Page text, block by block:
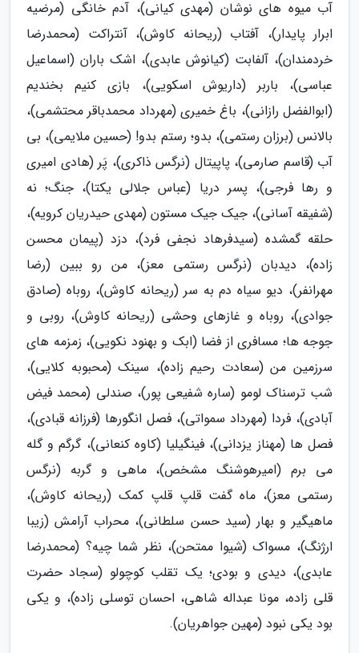
آب میوه های نوشان (مهدی کیانی)، آدم خانگی (مرضیه
ابرار پایدار)، آفتاب (ریحانه کاوش)، آنتراکت (محمدرضا
خردمندان)، آلفابت (کیانوش عابدی)، اشک باران (اسماعیل
عباسی)، باربر (داریوش اسکویی)، بازی کنیم بخندیم
(ابوالفضل رازانی)، باغ خمیری (مهرداد محمدباقر محتشمی)،
بالانس (برزان رستمی)، بدو؛ رستم بدو! (حسین ملایمی)، بی
آب (قاسم صارمی)، پاپیتال (نرگس ذاکری)، پَر (هادی امیری
و رها فرجی)، پسر دریا (عباس جلالی یکتا)، جنگ؛ نه
(شفیقه آسانی)، جیک جیک مستون (مهدی حیدریان کرویه)،
حلقه گمشده (سیدفرهاد نجفی فرد)، دزد (پیمان محسن
زاده)، دیدبان (نرگس رستمی معز)، من رو ببین (رضا
مهرانفر)، دیو سیاه دم به سر (ریحانه کاوش)، روباه (صادق
جوادی)، روباه و غازهای وحشی (ریحانه کاوش)، روبی و
جوجه ها؛ مسافری از فضا (ابک و بهنود نکویی)، زمزمه های
سرزمین من (سعادت رحیم زاده)، سینک (محبوبه کلایی)،
شب ترسناک لومو (ساره شفیعی پور)، صندلی (محمد فیض
آبادی)، فردا (مهرداد سمواتی)، فصل انگورها (فرزانه قبادی)،
فصل ها (مهناز یزدانی)، فینگیلیا (کاوه کنعانی)، گرگم و گله
می برم (امیرهوشنگ مشخص)، ماهی و گربه (نرگس
رستمی معز)، ماه گفت قلپ قلپ کمک (ریحانه کاوش)،
ماهیگیر و بهار (سید حسن سلطانی)، محراب آرامش (زیبا
ارژنگ)، مسواک (شیوا ممتحن)، نظر شما چیه؟ (محمدرضا
عابدی)، دیدی و بودی؛ یک تقلب کوچولو (سجاد حضرت
قلی زاده، مونا عبداله شاهی، احسان توسلی زاده)، و یکی
بود یکی نبود (مهین جواهریان).